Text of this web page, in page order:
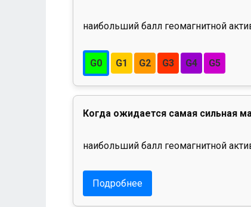
наибольший балл геомагнитной
G0 G1 G2 G3 G4 G5
Когда ожидается самая сильная
наибольший балл геомагнитной
Подробнее